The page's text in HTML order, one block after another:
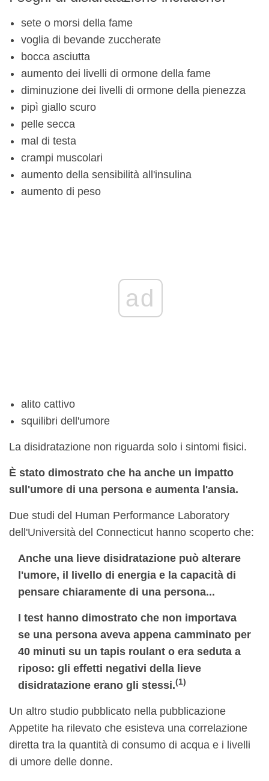
sete o morsi della fame
voglia di bevande zuccherate
bocca asciutta
aumento dei livelli di ormone della fame
diminuzione dei livelli di ormone della pienezza
pipì giallo scuro
pelle secca
mal di testa
crampi muscolari
aumento della sensibilità all'insulina
aumento di peso
ad
alito cattivo
squilibri dell'umore
La disidratazione non riguarda solo i sintomi fisici.
È stato dimostrato che ha anche un impatto
sull'umore di una persona e aumenta l'ansia.
Due studi del Human Performance Laboratory
dell'Università del Connecticut hanno scoperto che:
Anche una lieve disidratazione può alterare
l'umore, il livello di energia e la capacità di
pensare chiaramente di una persona...
I test hanno dimostrato che non importava
se una persona aveva appena camminato per
40 minuti su un tapis roulant o era seduta a
riposo: gli effetti negativi della lieve
disidratazione erano gli stessi.(1)
Un altro studio pubblicato nella pubblicazione
Appetite ha rilevato che esisteva una correlazione
diretta tra la quantità di consumo di acqua e i livelli
di umore delle donne.